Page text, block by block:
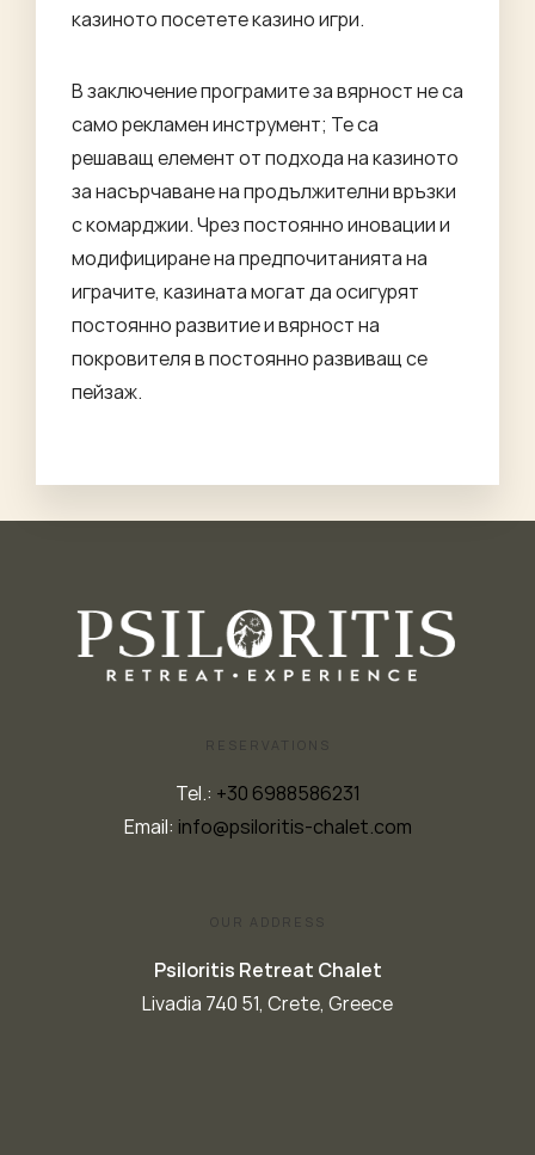
казиното посететеказино игри.
В заключение програмите за вярност не са
само рекламен инструмент; Те са
решаващ елемент от подхода на казиното
за насърчаване на продължителни връзки
с комарджии. Чрез постоянно иновации и
модифициране на предпочитанията на
играчите, казината могат да осигурят
постоянно развитие и вярност на
покровителя в постоянно развиващ се
пейзаж.
RESERVATIONS
Tel.: +30 6988586231
Email: info@psiloritis-chalet.com
OUR ADDRESS
Psiloritis Retreat Chalet
Livadia 740 51, Crete, Greece